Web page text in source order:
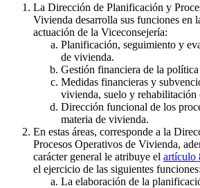
La Dirección de Planificación y
Vivienda desarrolla sus funciones en
actuación de la Viceconsejería:
Planificación, seguimiento y
de vivienda.
Gestión financiera de la
Medidas financieras y
vivienda, suelo y rehabilitación
Dirección funcional de los
materia de vivienda.
En estas áreas, corresponde a la
Procesos Operativos de Vivienda,
carácter general le atribuye el artículo
el ejercicio de las siguientes funciones:
La elaboración de la